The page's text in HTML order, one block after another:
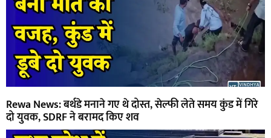
Rewa News: बर्थडे मनाने गए थे दोस्त, सेल्फी लेते समय कुंड में गिरे
दो युवक, SDRF ने बरामद किए शव